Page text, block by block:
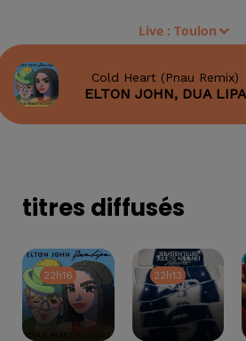
Live :Toulon
Cold Heart (pnau Remix)
ELTON JOHN, DUA LIPA
titres diffusés
22h16
22h16 22h13
22h13